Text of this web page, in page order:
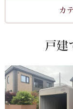
カ
戸建